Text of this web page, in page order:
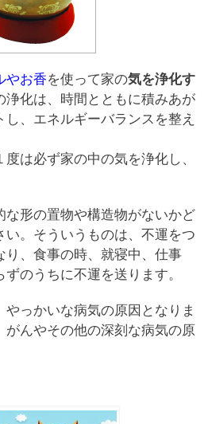
やお香を使って家の気を浄化す
浄化は、時間とともに積みあが
、エネルギーバランスを整え
は必ず家の中の気を浄化し、
な形の置物や構造物がないかど
い。そういうものは、不運をつ
り、食事の時、就寝中、仕事
のうちに不運を送ります。
っかいな病気の原因となりま
がんやその他の深刻な病気の原